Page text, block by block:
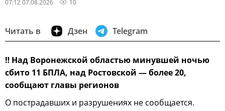
07:12 07.08.2026 10
Читать в Дзен Telegram
‼ Над Воронежской областью минувшей ночью
сбито 11 БПЛА, над Ростовской — более 20,
сообщают главы регионов
О пострадавших и разрушениях не сообщается.